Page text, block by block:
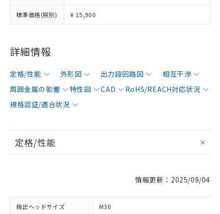
標準価格(税別) ¥ 15,900
詳細情報
定格/性能 外形図 出力段回路図
相互干渉
周囲金属の影響
特性図 CAD
RoHS/REACH対応状況
規格認証/適合状況
定格/性能
情報更新：2025/09/04
検出ヘッドサイズ M30